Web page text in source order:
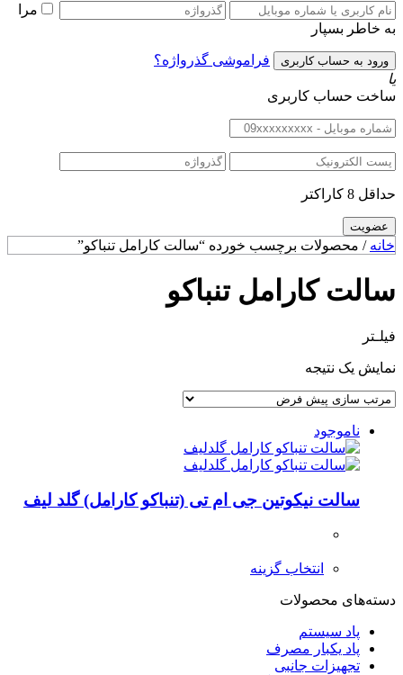
مرا
به خاطر بسپار
فراموشی گذرواژه؟
یا
ساخت حساب کاربری
حداقل 8 کاراکتر
خانه / محصولات برچسب خورده “سالت کارامل تنباکو”
سالت کارامل تنباکو
فیلـتر
نمایش یک نتیجه
ناموجود
سالت نیکوتین جی ام تی (تنباکو کارامل) گلد لیف
انتخاب گزینه
دسته‌های محصولات
پاد سیستم
پاد یکبار مصرف
تجهیزات جانبی